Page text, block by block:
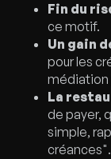
Fin du
ce motif.
Un gain
pour les
médiation
La
de payer,
simple,
créances".